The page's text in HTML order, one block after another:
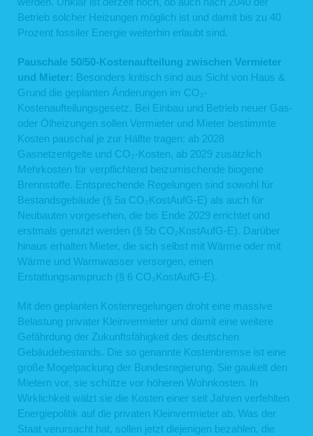
Betrieb solcher Heizungen möglich ist und damit bis zu 40
Prozent fossiler Energie weiterhin erlaubt sind.
Pauschale 50/50-Kostenaufteilung zwischen Vermieter
und Mieter: Besonders kritisch sind aus Sicht von Haus &
Grund die geplanten Änderungen im CO₂-
Kostenaufteilungsgesetz. Bei Einbau und Betrieb neuer Gas-
oder Ölheizungen sollen Vermieter und Mieter bestimmte
Kosten pauschal je zur Hälfte tragen: ab 2028
Gasnetzentgelte und CO₂-Kosten, ab 2029 zusätzlich
Mehrkosten für verpflichtend beizumischende biogene
Brennstoffe. Entsprechende Regelungen sind sowohl für
Bestandsgebäude (§ 5a CO₂KostAufG-E) als auch für
Neubauten vorgesehen, die bis Ende 2029 errichtet und
erstmals genutzt werden (§ 5b CO₂KostAufG-E). Darüber
hinaus erhalten Mieter, die sich selbst mit Wärme oder mit
Wärme und Warmwasser versorgen, einen
Erstattungsanspruch (§ 6 CO₂KostAufG-E).
Mit den geplanten Kostenregelungen droht eine massive
Belastung privater Kleinvermieter und damit eine weitere
Gefährdung der Zukunftsfähigkeit des deutschen
Gebäudebestands. Die so genannte Kostenbremse ist eine
große Mogelpackung der Bundesregierung. Sie gaukelt den
Mietern vor, sie schütze vor höheren Wohnkosten. In
Wirklichkeit wälzt sie die Kosten einer seit Jahren verfehlten
Energiepolitik auf die privaten Kleinvermieter ab. Was der
Staat verursacht hat, sollen jetzt diejenigen bezahlen, die